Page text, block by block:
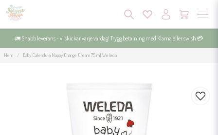
🚛 Snabb leverans - vi skickar varje vardag! Trygg betalning med Klarna eller swish 💳
Hem Baby Calendula Nappy Change Cream 75 ml Weleda